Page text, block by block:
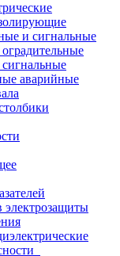
и сигнальные
аварийные